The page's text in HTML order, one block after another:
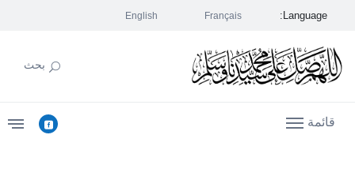
Language:
English Français
بحث
قائمة